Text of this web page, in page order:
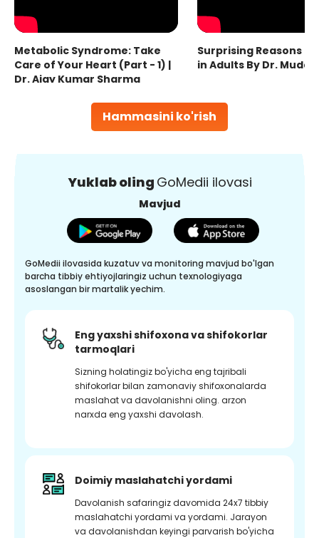
Hammasini ko'rish
Metabolic Syndrome: Take
Care of Your Heart (Part - 1) |
Dr. Ajay Kumar Sharma
Surprising Reasons
in Adults By Dr.
Yuklab oling GoMedii ilovasi
Mavjud
GoMedii ilovasida kuzatuv va monitoring mavjud bo'lgan
barcha tibbiy ehtiyojlaringiz uchun texnologiyaga
asoslangan bir martalik yechim.
Eng yaxshi shifoxona va shifokorlar
tarmoqlari
Sizning holatingiz bo'yicha eng tajribali
shifokorlar bilan zamonaviy shifoxonalarda
maslahat va davolanishni oling. arzon
narxda eng yaxshi davolash.
Doimiy maslahatchi yordami
Davolanish safaringiz davomida 24x7 tibbiy
maslahatchi yordami va yordami. Jarayon
va davolanishdan keyingi parvarish bo'yicha